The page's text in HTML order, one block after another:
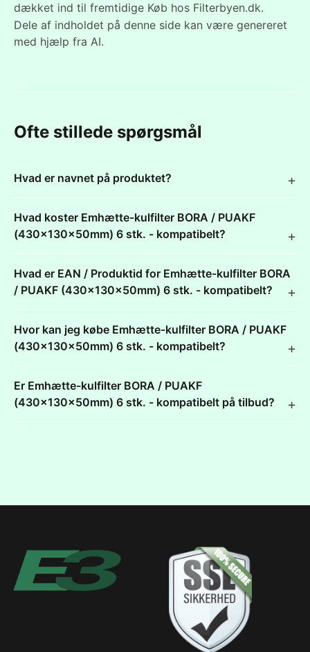
dækket ind til fremtidige Køb hos Filterbyen.dk.
Dele af indholdet på denne side kan være genereret
med hjælp fra AI.
Ofte stillede spørgsmål
Hvad er navnet på produktet?
Hvad koster Emhætte-kulfilter BORA / PUAKF
(430x130x50mm) 6 stk. - kompatibelt?
Hvad er EAN / Produktid for Emhætte-kulfilter BORA
/ PUAKF (430x130x50mm) 6 stk. - kompatibelt?
Hvor kan jeg købe Emhætte-kulfilter BORA / PUAKF
(430x130x50mm) 6 stk. - kompatibelt?
Er Emhætte-kulfilter BORA / PUAKF
(430x130x50mm) 6 stk. - kompatibelt på tilbud?